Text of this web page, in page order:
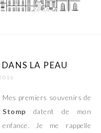
LA PEAU
Mes premiers souvenirs de
Stomp datent de mon
enfance. Je me rappelle